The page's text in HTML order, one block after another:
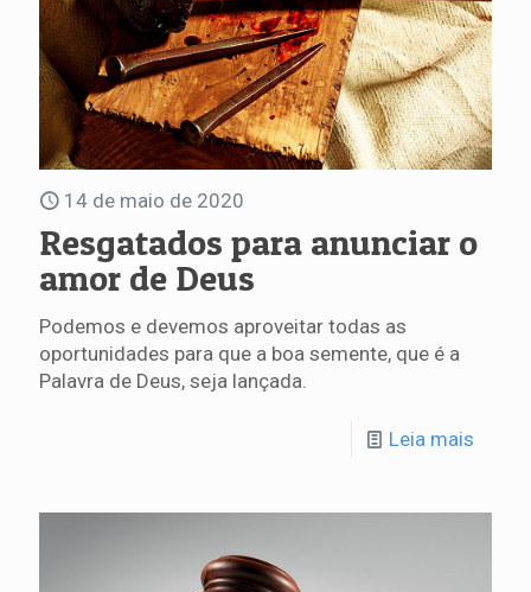
14 de maio de 2020
Resgatados para anunciar o
amor de Deus
Podemos e devemos aproveitar todas as
oportunidades para que a boa semente, que é a
Palavra de Deus, seja lançada.
Leia mais